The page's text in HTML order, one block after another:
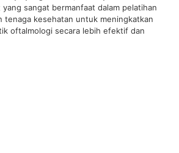
yang sangat bermanfaat dalam pelatihan
tenaga kesehatan untuk meningkatkan
oftalmologi secara lebih efektif dan